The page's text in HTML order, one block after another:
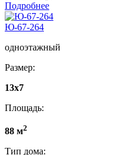
Подробнее
Ю-67-264
одноэтажный
Размер:
13x7
Площадь:
88 м2
Тип дома: